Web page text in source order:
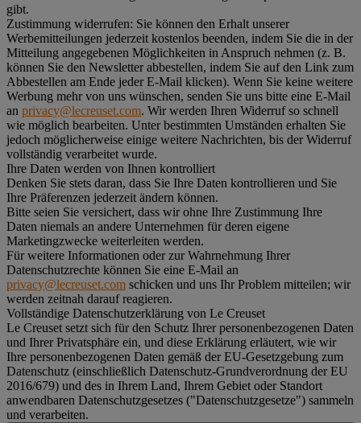
gibt.
Zustimmung widerrufen: Sie können den Erhalt unserer
Werbemitteilungen jederzeit kostenlos beenden, indem Sie die in der
Mitteilung angegebenen Möglichkeiten in Anspruch nehmen (z. B.
können Sie den Newsletter abbestellen, indem Sie auf den Link zum
Abbestellen am Ende jeder E-Mail klicken). Wenn Sie keine weitere
Werbung mehr von uns wünschen, senden Sie uns bitte eine E-Mail
an privacy@lecreuset.com. Wir werden Ihren Widerruf so schnell
wie möglich bearbeiten. Unter bestimmten Umständen erhalten Sie
jedoch möglicherweise einige weitere Nachrichten, bis der Widerruf
vollständig verarbeitet wurde.
Ihre Daten werden von Ihnen kontrolliert
Denken Sie stets daran, dass Sie Ihre Daten kontrollieren und Sie
Ihre Präferenzen jederzeit ändern können.
Bitte seien Sie versichert, dass wir ohne Ihre Zustimmung Ihre
Daten niemals an andere Unternehmen für deren eigene
Marketingzwecke weiterleiten werden.
Für weitere Informationen oder zur Wahrnehmung Ihrer
Datenschutzrechte können Sie eine E-Mail an
privacy@lecreuset.com schicken und uns Ihr Problem mitteilen; wir
werden zeitnah darauf reagieren.
Vollständige Datenschutzerklärung von Le Creuset
Le Creuset setzt sich für den Schutz Ihrer personenbezogenen Daten
und Ihrer Privatsphäre ein, und diese Erklärung erläutert, wie wir
Ihre personenbezogenen Daten gemäß der EU-Gesetzgebung zum
Datenschutz (einschließlich Datenschutz-Grundverordnung der EU
2016/679) und des in Ihrem Land, Ihrem Gebiet oder Standort
anwendbaren Datenschutzgesetzes ("Datenschutzgesetze") sammeln
und verarbeiten.